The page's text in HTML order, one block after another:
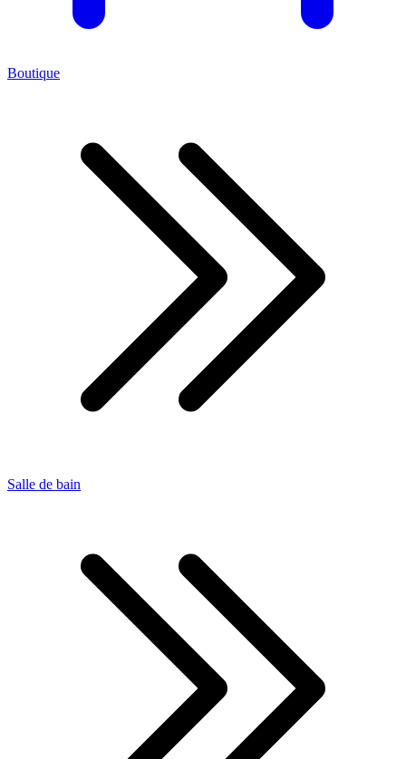
Boutique
Salle de bain